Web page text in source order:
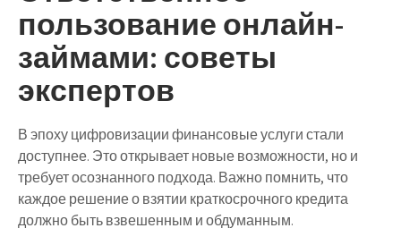
пользование онлайн-
займами: советы
экспертов
В эпоху цифровизации финансовые услуги стали
доступнее. Это открывает новые возможности, но и
требует осознанного подхода. Важно помнить, что
каждое решение о взятии краткосрочного кредита
должно быть взвешенным и обдуманным.